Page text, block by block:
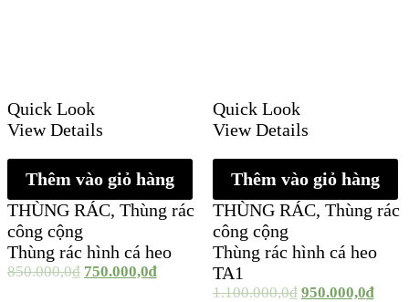
Quick Look
View Details
Thêm vào giỏ hàng
THÙNG RÁC, Thùng rác
công cộng
Thùng rác hình cá heo
850.000,0₫ 750.000,0₫
Quick Look
View Details
Thêm vào giỏ hàng
THÙNG RÁC, Thùng rác
công cộng
Thùng rác hình cá heo
TA1
1.100.000,0₫ 950.000,0₫